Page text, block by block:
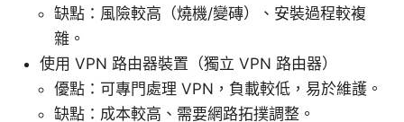
缺點：風險較高（燒機/變磚）、安裝過程較複
雜。
使用 VPN 路由器裝置（獨立 VPN 路由器）
優點：可專門處理 VPN，負載較低，易於維護。
缺點：成本較高、需要網路拓撲調整。